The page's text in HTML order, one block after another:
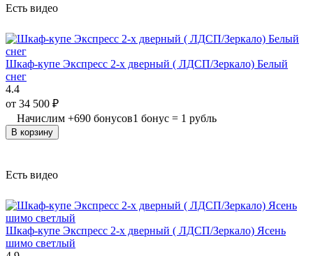
Есть видео
Шкаф-купе Экспресс 2-х дверный ( ЛДСП/Зеркало) Белый
снег
4.4
от 34 500 ₽
Начислим +690 бонусов1 бонус = 1 рубль
В корзину
Есть видео
Шкаф-купе Экспресс 2-х дверный ( ЛДСП/Зеркало) Ясень
шимо светлый